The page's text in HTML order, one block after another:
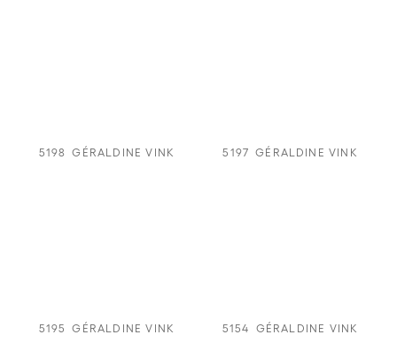
5198 GÉRALDINE VINK 5197 GÉRALDINE VINK
5195 GÉRALDINE VINK 5154 GÉRALDINE VINK